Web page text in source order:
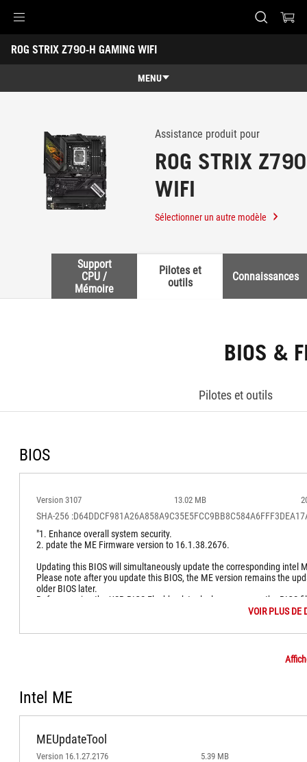
Accessibility links
Aller au contenu
Accessibilité
Aller au Menu
Footer ASUS
ROG STRIX Z790-H GAMING WIFI
-
MENU
Caractéristiques
Caractéristiques techniques
Récompenses
Assistance produit pour
ROG STRIX
WIFI
Sélectionner un autre modèle
Support
CPU /
Mémoire
Pilotes et
outils
Connaissances
BIOS &
Pilotes et outils
BIOS
Version 3107 13.02 MB
SHA-256
"1. Enhance overall system security.
2. pdate the ME Firmware version to 16.1.38.2676.
Updating this BIOS will simultaneously update the corresponding intel
Please note after you update this BIOS, the ME version remains the
older BIOS later.
Before running the USB BIOS Flashback tool, please rename the BIOS
VOIR PLUS DE
Intel ME
MEUpdateTool
Version 16.1.27.2176 5.39 MB